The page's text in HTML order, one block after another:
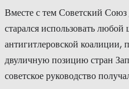
Вместе с тем Советский
старался использовать любой
антигитлеровской коалиции,
двуличную позицию стран
советское руководство